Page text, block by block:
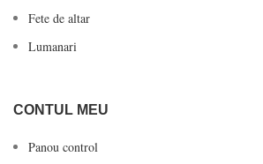
Fete de altar
Lumanari
CONTUL MEU
Panou control